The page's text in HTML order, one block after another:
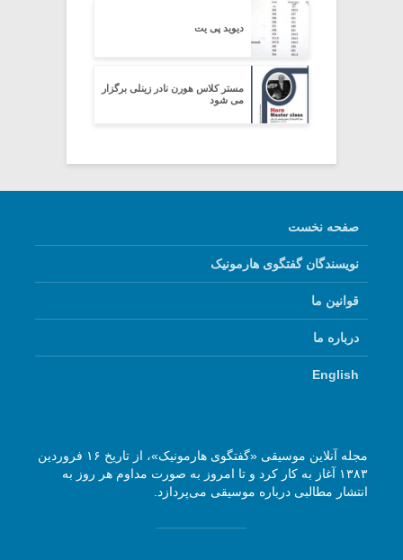
دیوید پی یت
مستر کلاس هورن نادر زینلی برگزار
می شود
صفحه نخست
نویسندگان گفتگوی هارمونیک
قوانین ما
درباره ما
English
مجله آنلاین موسیقی «گفتگوی هارمونیک»، از تاریخ ۱۶ فروردین
۱۳۸۳ آغاز به کار کرد و تا امروز به صورت مداوم هر روز به
انتشار مطالبی درباره موسیقی می‌پردازد.